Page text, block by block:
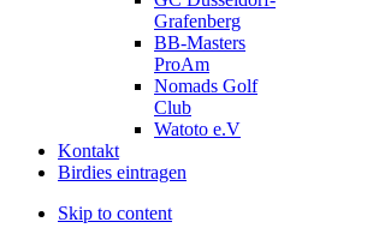
Grafenberg
BB-Masters
ProAm
Nomads Golf
Club
Watoto e.V
Kontakt
Birdies eintragen
Skip to content